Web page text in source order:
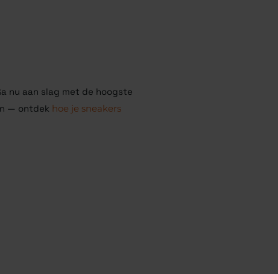
nu aan slag met de hoogste
— ontdek hoe je sneakers